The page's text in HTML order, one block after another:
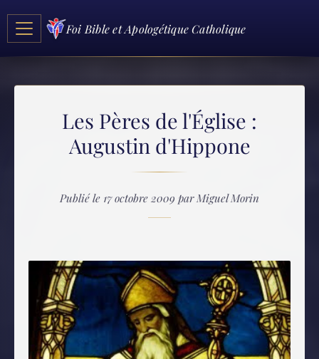
Foi Bible et Apologétique Catholique
Les Pères de l'Église :
Augustin d'Hippone
Publié le 17 octobre 2009 par Miguel Morin